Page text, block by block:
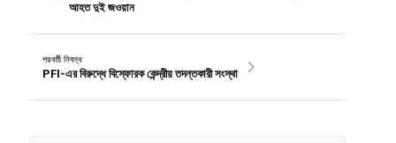
আহত দুই জওয়ান
পরবর্তী নিবন্ধ
PFI-এর বিরুদ্ধে বিস্ফোরক কেন্দ্রীয় তদন্তকারী সংস্থা